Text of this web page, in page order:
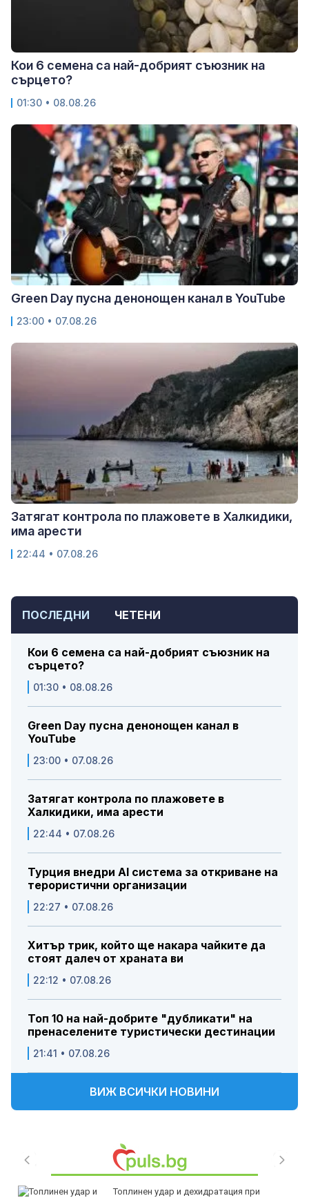
ПОСЛЕДНИ ЧЕТЕНИ
Кои 6 семена са най-добрият съюзник на
сърцето?
01:30 • 08.08.26
Green Day пусна денонощен канал в
YouTube
23:00 • 07.08.26
Затягат контрола по плажовете в
Халкидики, има арести
22:44 • 07.08.26
Турция внедри AI система за откриване на
терористични организации
22:27 • 07.08.26
Хитър трик, който ще накара чайките да
стоят далеч от храната ви
22:12 • 07.08.26
Топ 10 на най-добрите "дубликати" на
пренаселените туристически дестинации
21:41 • 07.08.26
ВИЖ ВСИЧКИ НОВИНИ
Топлинен удар и дехидратация при
Кои 6 семена са най-добрият съюзник на
сърцето?
01:30 • 08.08.26
Green Day пусна денонощен канал в YouTube
23:00 • 07.08.26
Затягат контрола по плажовете в Халкидики,
има арести
22:44 • 07.08.26